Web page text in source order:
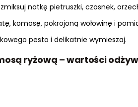
natkę pietruszki, czosnek,
komosę, pokrojoną wołowinę i
pesto i delikatnie wymieszaj.
ryżową – wartości